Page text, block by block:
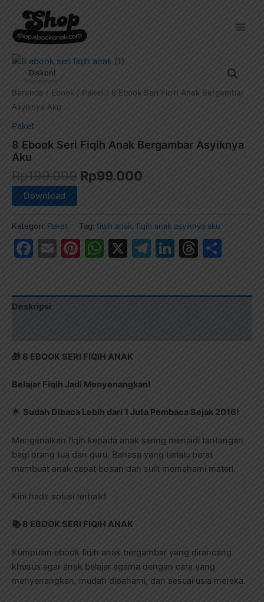
konten
Diskon!
Beranda / Ebook / Paket / 8 Ebook Seri Fiqih Anak Bergambar
Asyiknya Aku
Paket
8 Ebook Seri Fiqih Anak Bergambar Asyiknya
Aku
Rp199.000
Harga
adalah:
Rp99.000
ini
Download
Kategori: Paket Tag: fiqih anak fiqih anak asyiknya aku
Facebook
EmailPinterest
WhatsApp
X Telegram
LinkedIn
Deskripsi
🎁 8 EBOOK SERI FIQIH ANAK
Belajar Fiqih Jadi Menyenangkan!
🌟 Sudah Dibaca Lebih dari 1 Juta Pembaca Sejak 2016!
Mengenalkan fiqih kepada anak sering menjadi tantangan
bagi orang tua dan guru. Bahasa yang terlalu berat
membuat anak cepat bosan dan sulit memahami materi.
Kini hadir solusi terbaik!
📚 8 EBOOK SERI FIQIH ANAK
Kumpulan ebook fiqih anak bergambar yang dirancang
khusus agar anak belajar agama dengan cara yang
menyenangkan, mudah dipahami, dan sesuai usia mereka.